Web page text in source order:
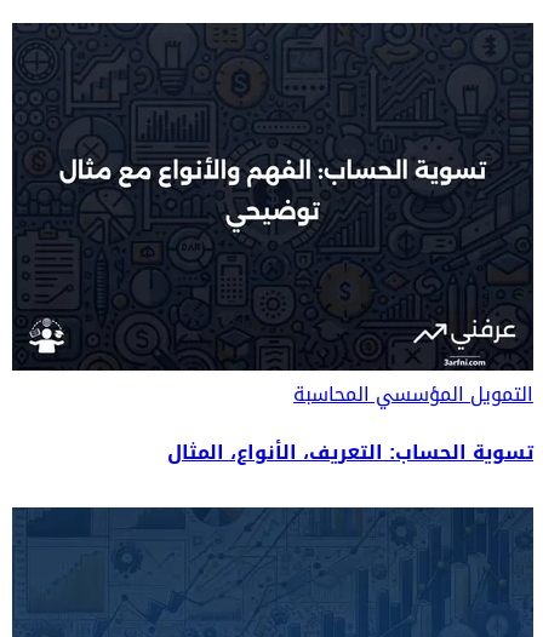
التمويل المؤسسيالمحاسبة
تسوية الحساب: التعريف، الأنواع، المثال